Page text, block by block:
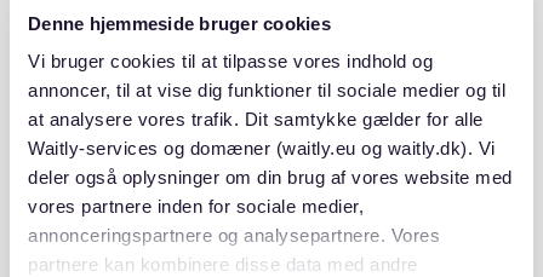
Denne hjemmeside bruger cookies
Vi bruger cookies til at tilpasse vores indhold og
annoncer, til at vise dig funktioner til sociale medier og til
at analysere vores trafik. Dit samtykke gælder for alle
Waitly-services og domæner (waitly.eu og waitly.dk). Vi
deler også oplysninger om din brug af vores website med
vores partnere inden for sociale medier,
annonceringspartnere og analysepartnere. Vores
partnere kan kombinere disse data med andre
Beskrivelse